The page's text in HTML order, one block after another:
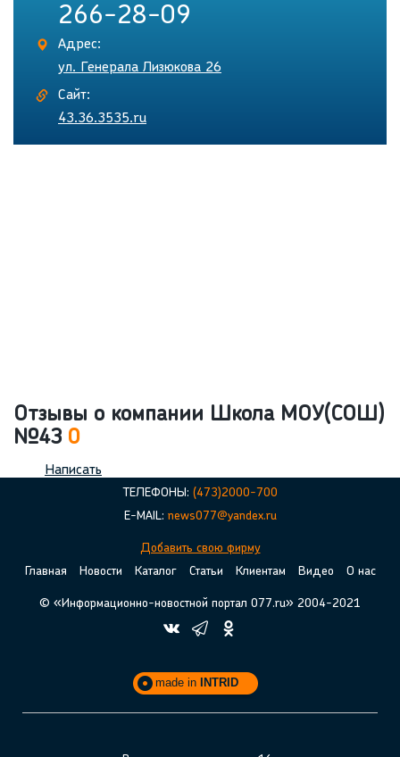
266-28-09
Адрес:
ул. Генерала Лизюкова 26
Сайт:
43.36.3535.ru
Отзывы о компании Школа МОУ(СОШ)
№43 0
Написать
ТЕЛЕФОНЫ: (473)2000-700
E-MAIL: news077@yandex.ru
Добавить свою фирму
Главная
Новости Каталог Статьи Клиентам Видео О нас
© «Информационно-новостной портал 077.ru» 2004-2021
made in INTRID